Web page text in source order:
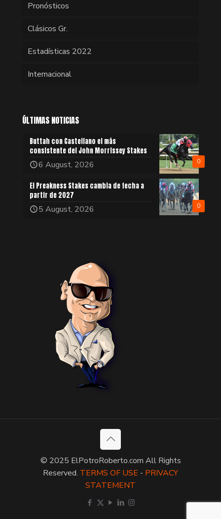
Pronósticos
Clásicos Gr.
Estadísticas 2022
Internacional
ÚLTIMAS NOTICIAS
0
Buttah con Castellano el más
consistente del John Morrissey Stakes
6 August, 2026
0
El Preakness Stakes cambia de fecha a
partir de 2027
5 August, 2026
© 2025 ElPotroRoberto.com All Rights
Reserved. TERMS OF USE - PRIVACY
STATEMENT